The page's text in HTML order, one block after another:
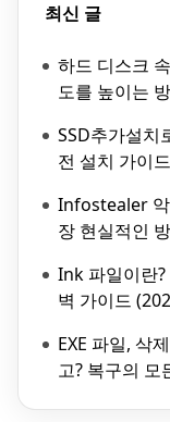
최신 글
하드 디스크
도를 높이는
SSD추가설치
전 설치 가이드
Infostealer 악
장 현실적인
Ink 파일이란
벽 가이드
EXE 파일, 삭
고? 복구의